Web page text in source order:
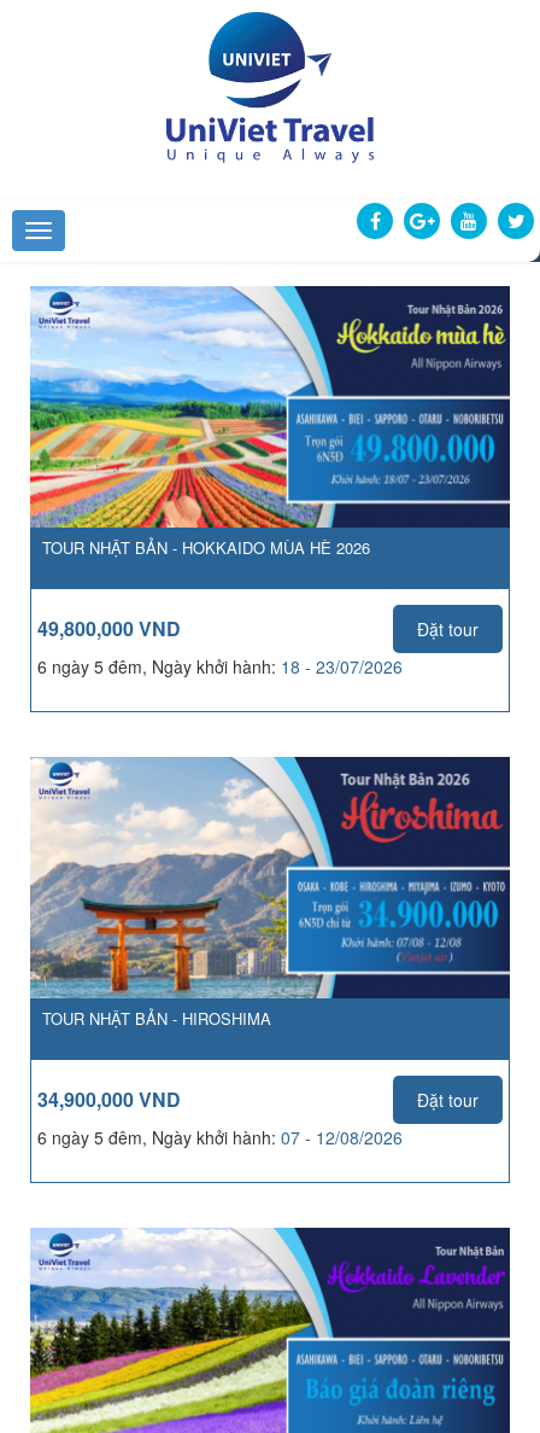
TOUR NHẬT BẢN - HOKKAIDO MÙA HÈ 2026
49,800,000 VND
Đặt tour
6 ngày 5 đêm, Ngày khởi hành: 18 - 23/07/2026
TOUR NHẬT BẢN - HIROSHIMA
34,900,000 VND
Đặt tour
6 ngày 5 đêm, Ngày khởi hành: 07 - 12/08/2026